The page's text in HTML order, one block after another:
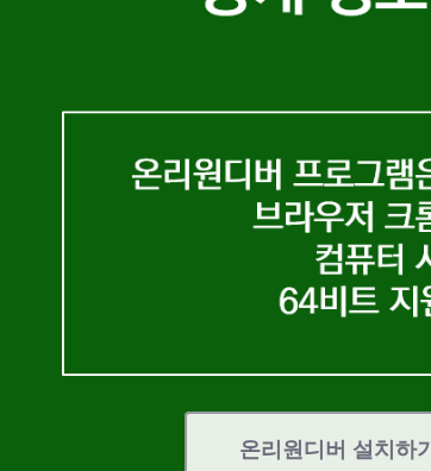
온리원디버 설치하기